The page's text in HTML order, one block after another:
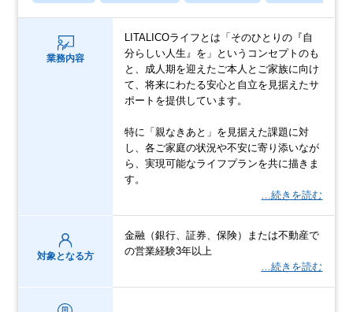
業務内容
LITALICOライフとは「そのひとりの『自
分らしい人生』を」というコンセプトのも
と、成人期を迎えたご本人とご家族に向け
て、将来にわたる安心と自立を見据えたサ
ポートを提供しています。
特に「親なきあと」を見据えた課題に対
し、各ご家庭の状況や不安に寄り添いなが
ら、実現可能なライフプランを共に描きま
す。
…続きを読む
対象となる方
金融（銀行、証券、保険）または不動産で
の営業経験3年以上
…続きを読む